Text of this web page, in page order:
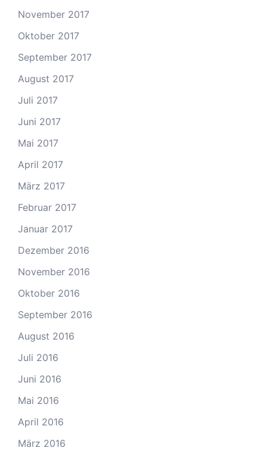
November 2017
Oktober 2017
September 2017
August 2017
Juli 2017
Juni 2017
Mai 2017
April 2017
März 2017
Februar 2017
Januar 2017
Dezember 2016
November 2016
Oktober 2016
September 2016
August 2016
Juli 2016
Juni 2016
Mai 2016
April 2016
März 2016